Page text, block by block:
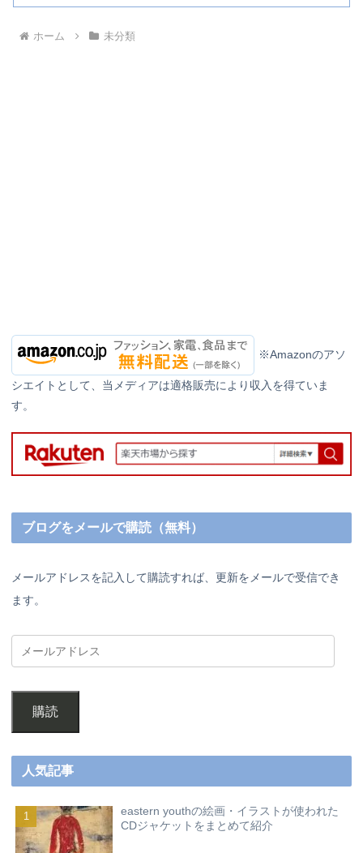
ホーム 未分類
※Amazonのアソ
シエイトとして、当メディアは適格販売により収入を得ていま
す。
ブログをメールで購読（無料）
メールアドレスを記入して購読すれば、更新をメールで受信でき
ます。
購読
人気記事
eastern youthの絵画・イラストが使われた
CDジャケットをまとめて紹介